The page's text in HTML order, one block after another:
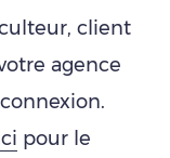
client
agence
pour le